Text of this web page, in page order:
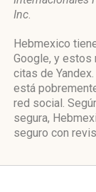
Inc.
Hebmexico
Google, y estos
citas de
está
red social.
segura,
seguro con